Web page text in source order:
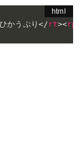
かうぶり</ rt><rp